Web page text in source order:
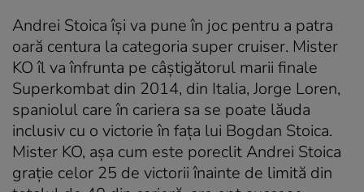
Andrei Stoica îşi va pune în joc pentru a patra
oară centura la categoria super cruiser. Mister
KO îl va înfrunta pe câştigătorul marii finale
Superkombat din 2014, din Italia, Jorge Loren,
spaniolul care în cariera sa se poate lăuda
inclusiv cu o victorie în faţa lui Bogdan Stoica.
Mister KO, așa cum este poreclit Andrei Stoica
grație celor 25 de victorii înainte de limită din